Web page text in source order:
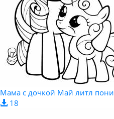
Мама с дочкой Май литл пони
18